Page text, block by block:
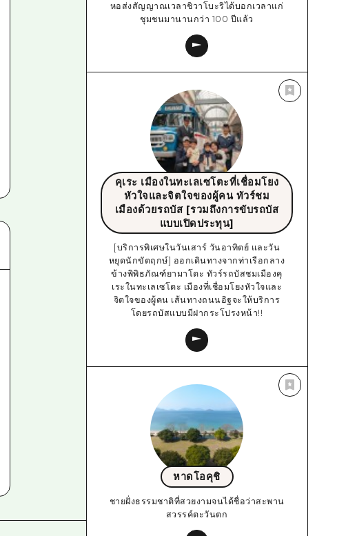
หอส่งสัญญาณเวลาชิวาโบะริได้บอกเวลาแก่
ชุมชนมานานกว่า 100 ปีแล้ว
คุเระ เมืองในทะเลเซโตะที่เชื่อมโยง
หัวใจและจิตใจของผู้คน ทัวร์ชม
เมืองด้วยรถบัส [รวมถึงการขับรถบัส
แบบเปิดประทุน]
[บริการพิเศษในวันเสาร์ วันอาทิตย์ และวัน
หยุดนักขัตฤกษ์] ออกเดินทางจากท่าเรือกลาง
ข้างพิพิธภัณฑ์ยามาโตะ ทัวร์รถบัสชมเมืองคุ
เระในทะเลเซโตะ เมืองที่เชื่อมโยงหัวใจและ
จิตใจของผู้คน เส้นทางถนนอิฐจะให้บริการ
โดยรถบัสแบบมีฝากระโปรงหน้า!!
หาดโอคุชิ
ชายฝั่งธรรมชาติที่สวยงามจนได้ชื่อว่าสะพาน
สวรรค์ตะวันตก